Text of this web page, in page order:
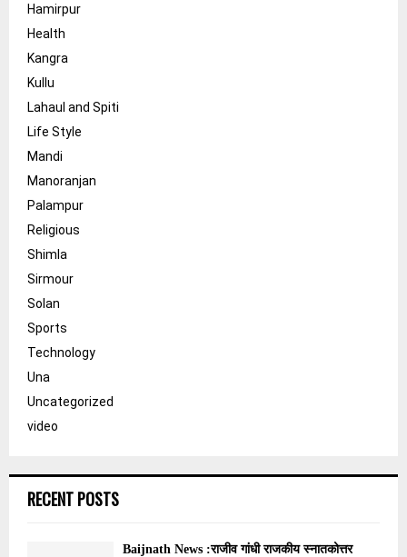
Hamirpur
Health
Kangra
Kullu
Lahaul and Spiti
Life Style
Mandi
Manoranjan
Palampur
Religious
Shimla
Sirmour
Solan
Sports
Technology
Una
Uncategorized
video
RECENT POSTS
Baijnath News :राजीव गांधी राजकीय स्नातकोत्तर